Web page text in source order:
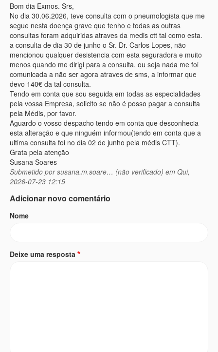
Bom dia Exmos. Srs,
No dia 30.06.2026, teve consulta com o pneumologista que me
segue nesta doença grave que tenho e todas as outras
consultas foram adquiridas atraves da medis ctt tal como esta.
a consulta de dia 30 de junho o Sr. Dr. Carlos Lopes, não
mencionou qualquer desistencia com esta seguradora e muito
menos quando me dirigi para a consulta, ou seja nada me foi
comunicada a não ser agora atraves de sms, a informar que
devo 140€ da tal consulta.
Tendo em conta que sou seguida em todas as especialidades
pela vossa Empresa, solicito se não é posso pagar a consulta
pela Médis, por favor.
Aguardo o vosso despacho tendo em conta que desconhecia
esta alteração e que ninguém informou(tendo em conta que a
ultima consulta foi no dia 02 de junho pela médis CTT).
Grata pela atenção
Susana Soares
Submetido porsusana.m.soare… (não verificado) em Qui,
2026-07-23 12:15
Adicionar novo comentário
Nome
Deixe uma resposta